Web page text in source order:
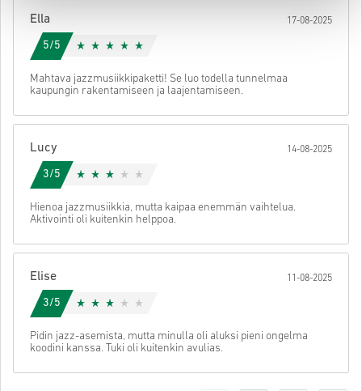
käyttöön.
Ella 17-08-2025
5/5
Mahtava jazzmusiikkipaketti! Se luo todella tunnelmaa
kaupungin rakentamiseen ja laajentamiseen.
Lucy 14-08-2025
3/5
Hienoa jazzmusiikkia, mutta kaipaa enemmän vaihtelua.
Aktivointi oli kuitenkin helppoa.
Elise 11-08-2025
3/5
Pidin jazz-asemista, mutta minulla oli aluksi pieni ongelma
koodini kanssa. Tuki oli kuitenkin avulias.